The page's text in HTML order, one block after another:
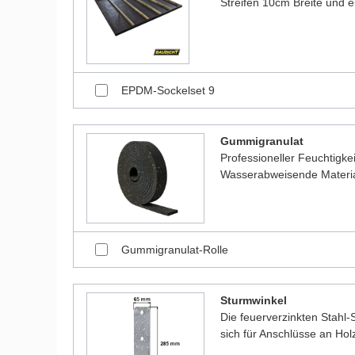
EPDM-Sockelset 9
Gummigranulat
Professioneller
Wasserabweisende
Gummigranulat-Rolle
Sturmwinkel
Die feuerverzinkten
sich für Anschlüsse an